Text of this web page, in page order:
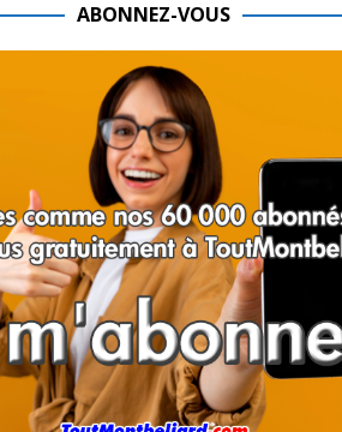
ABONNEZ-VOUS